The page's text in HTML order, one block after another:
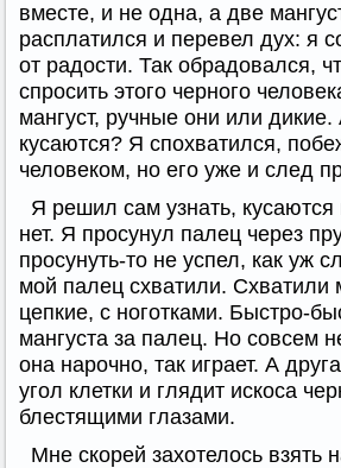
вместе, и не одна, а две
расплатился и перевел дух: я
от радости. Так обрадовался,
спросить этого черного
мангуст, ручные они или дикие.
кусаются? Я спохватился,
человеком, но его уже и след
Я решил сам узнать, кусаются
нет. Я просунул палец через
просунуть-то не успел, как уж
мой палец схватили. Схватили
цепкие, с ноготками. Быстро-
мангуста за палец. Но совсем
она нарочно, так играет. А
угол клетки и глядит искоса
блестящими глазами.
Мне скорей захотелось взять